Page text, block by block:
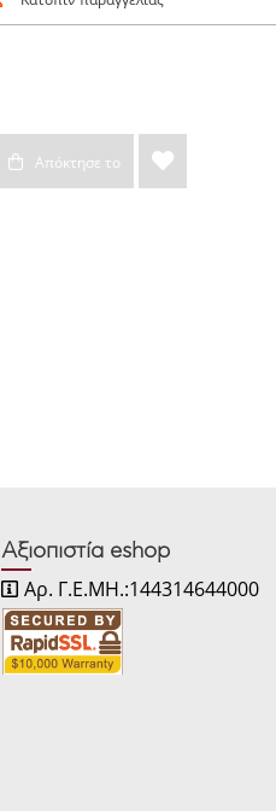
Απόκτησε το
Αξιοπιστία eshop
Αρ. Γ.Ε.ΜΗ.:144314644000